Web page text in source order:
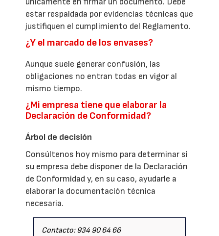
estar respaldada por evidencias técnicas que
justifiquen el cumplimiento del Reglamento.
¿Y el marcado de los envases?
Aunque suele generar confusión, las
obligaciones no entran todas en vigor al
mismo tiempo.
¿Mi empresa tiene que elaborar la
Declaración de Conformidad?
Árbol de decisión
Consúltenos hoy mismo para determinar si
su empresa debe disponer de la Declaración
de Conformidad y, en su caso, ayudarle a
elaborar la documentación técnica
necesaria.
Contacto: 934 90 64 66